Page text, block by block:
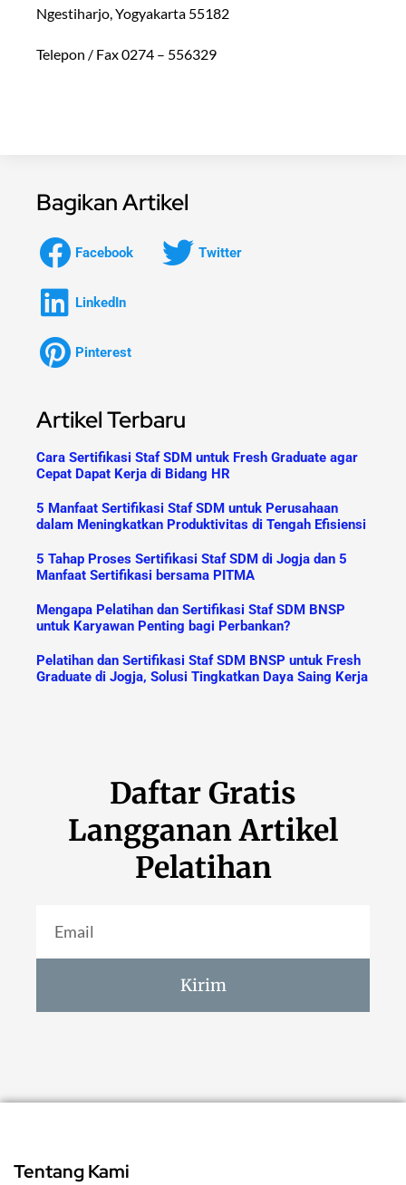
Ngestiharjo, Yogyakarta 55182
Telepon / Fax 0274 – 556329
Bagikan Artikel
Facebook Twitter
LinkedIn
Pinterest
Artikel Terbaru
Cara Sertifikasi Staf SDM untuk Fresh Graduate agar
Cepat Dapat Kerja di Bidang HR
5 Manfaat Sertifikasi Staf SDM untuk Perusahaan
dalam Meningkatkan Produktivitas di Tengah Efisiensi
5 Tahap Proses Sertifikasi Staf SDM di Jogja dan 5
Manfaat Sertifikasi bersama PITMA
Mengapa Pelatihan dan Sertifikasi Staf SDM BNSP
untuk Karyawan Penting bagi Perbankan?
Pelatihan dan Sertifikasi Staf SDM BNSP untuk Fresh
Graduate di Jogja, Solusi Tingkatkan Daya Saing Kerja
Daftar Gratis
Langganan Artikel
Pelatihan
Kirim
Tentang Kami